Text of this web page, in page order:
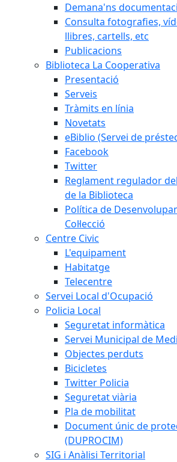
Demana'ns
Consulta fotografies,
llibres, cartells, etc
Publicacions
Biblioteca La Cooperativa
Presentació
Serveis
Tràmits en línia
Novetats
eBiblio (Servei de
Facebook
Twitter
Reglament regulador
de la Biblioteca
Política de
Col·lecció
Centre Civic
L'equipament
Habitatge
Telecentre
Servei Local d'Ocupació
Policia Local
Seguretat informàtica
Servei Municipal de
Objectes perduts
Bicicletes
Twitter Policia
Seguretat viària
Pla de mobilitat
Document únic de
(DUPROCIM)
SIG i Anàlisi Territorial